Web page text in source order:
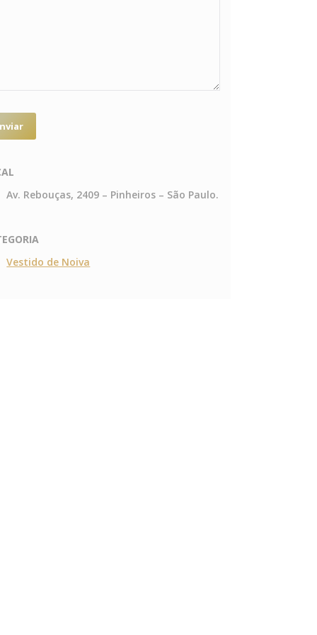
Av. Rebouças, 2409 – Pinheiros – São Paulo.
Vestido de Noiva